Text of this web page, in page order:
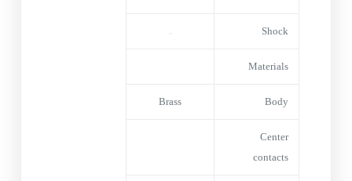
Shock
–
Materials
Body
Brass
Center
contacts